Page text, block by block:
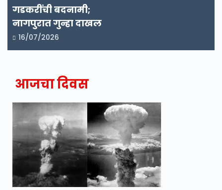
गडकरींची बदनामी;
नागपुरात गुन्हा दाखल
16/07/2026
आजचा दिवस